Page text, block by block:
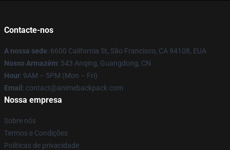
Contacte-nos
A nossa sede: 6600 California St, São Francisco, CA 94108, EUA
Nosso Armazém: 543 Anqing, Guangdong, CN
Hour: 9AM – 5PM (Mon – Fri)
Email : contact@animebackpack.com
Nossa empresa
Sobre nós
Termos e Condições
Políticas de privacidade